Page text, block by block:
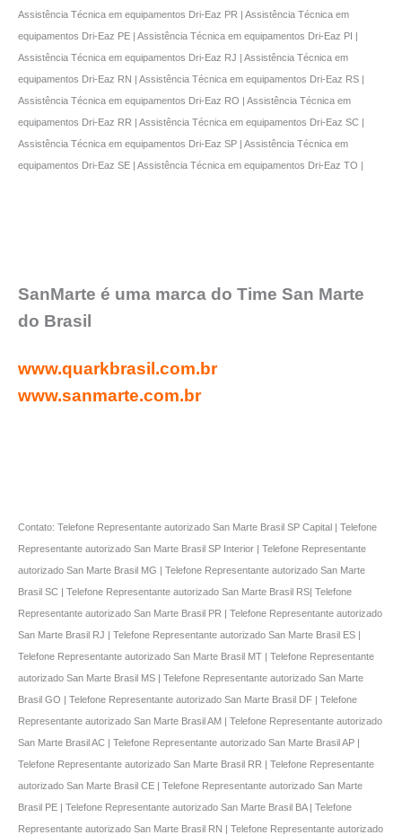
Assistência Técnica em equipamentos Dri-Eaz PR | Assistência Técnica em
equipamentos Dri-Eaz PE | Assistência Técnica em equipamentos Dri-Eaz PI |
Assistência Técnica em equipamentos Dri-Eaz RJ | Assistência Técnica em
equipamentos Dri-Eaz RN | Assistência Técnica em equipamentos Dri-Eaz RS |
Assistência Técnica em equipamentos Dri-Eaz RO | Assistência Técnica em
equipamentos Dri-Eaz RR | Assistência Técnica em equipamentos Dri-Eaz SC |
Assistência Técnica em equipamentos Dri-Eaz SP | Assistência Técnica em
equipamentos Dri-Eaz SE | Assistência Técnica em equipamentos Dri-Eaz TO |
SanMarte é uma marca do Time San Marte
do Brasil
www.quarkbrasil.com.br
www.sanmarte.com.br
Contato: Telefone Representante autorizado San Marte Brasil SP Capital | Telefone
Representante autorizado San Marte Brasil SP Interior | Telefone Representante
autorizado San Marte Brasil MG | Telefone Representante autorizado San Marte
Brasil SC | Telefone Representante autorizado San Marte Brasil RS| Telefone
Representante autorizado San Marte Brasil PR | Telefone Representante autorizado
San Marte Brasil RJ | Telefone Representante autorizado San Marte Brasil ES |
Telefone Representante autorizado San Marte Brasil MT | Telefone Representante
autorizado San Marte Brasil MS | Telefone Representante autorizado San Marte
Brasil GO | Telefone Representante autorizado San Marte Brasil DF | Telefone
Representante autorizado San Marte Brasil AM | Telefone Representante autorizado
San Marte Brasil AC | Telefone Representante autorizado San Marte Brasil AP |
Telefone Representante autorizado San Marte Brasil RR | Telefone Representante
autorizado San Marte Brasil CE | Telefone Representante autorizado San Marte
Brasil PE | Telefone Representante autorizado San Marte Brasil BA | Telefone
Representante autorizado San Marte Brasil RN | Telefone Representante autorizado